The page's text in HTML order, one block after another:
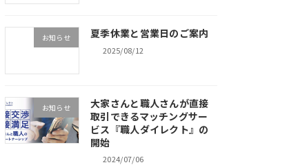
お知らせ 夏季休業と営業日のご案内
2025/08/12
お知らせ
大家さんと職人さんが直接
取引できるマッチングサー
ビス『職人ダイレクト』の
開始
2024/07/06